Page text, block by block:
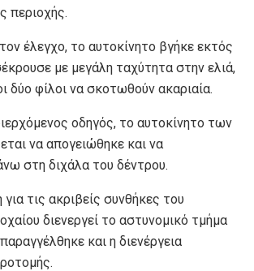
περιοχής.
έλεγχο, το αυτοκίνητο βγήκε εκτός
με μεγάλη ταχύτητα στην ελιά,
δύο φίλοι να σκοτωθούν ακαριαία.
οδηγός, το αυτοκίνητο των
να απογειώθηκε και να
στη διχάλα του δέντρου.
τις ακριβείς συνθήκες του
διενεργεί το αστυνομικό τμήμα
και η διενέργεια